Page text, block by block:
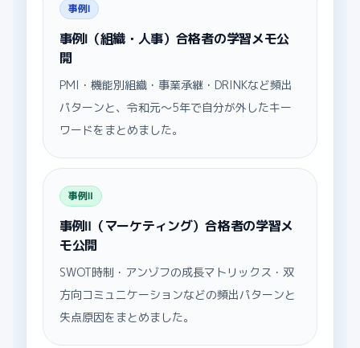
事例Ⅰ
事例Ⅰ（組織・人事）合格者の学習メモ公
開
PMI・機能別組織・事業承継・DRINKなど頻出
パターンと、令和元〜5年で自分が外したキー
ワードをまとめました。
事例Ⅱ
事例Ⅱ（マーケティング）合格者の学習メ
モ公開
SWOT時制・アンゾフの成長マトリックス・双
方向コミュニケーションなどの頻出パターンと
失点原因をまとめました。